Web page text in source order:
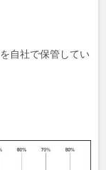
自社で保管してい